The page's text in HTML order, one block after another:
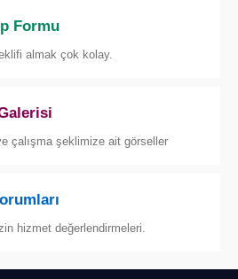
Formu
almak çok kolay.
çalışma şeklimize ait görseller
hizmet değerlendirmeleri.